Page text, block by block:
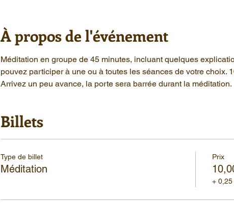
À propos de l'événement
Méditation en groupe de 45 minutes, incluant quelques
pouvez participer à une ou à toutes les séances de votre choix.
Arrivez un peu avance, la porte sera barrée durant la méditation.
Billets
Type de billet
Méditation
Prix
+